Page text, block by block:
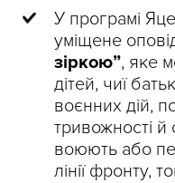
У програмі
уміщене
зіркою”, яке
дітей, чиї
воєнних дій,
тривожності й
воюють або
лінії фронту,